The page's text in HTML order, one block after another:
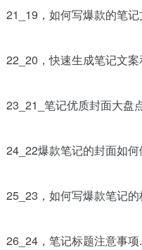
21_19，如何写爆款的笔
22_20，快速生成笔记文
23_21_笔记优质封面大盘
24_22爆款笔记的封面如
25_23，如何写爆款笔记
26_24，笔记标题注意事项